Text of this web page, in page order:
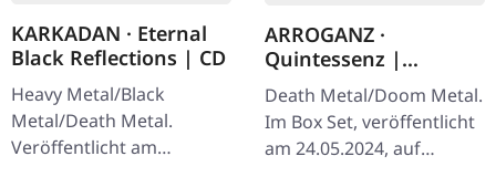
KARKADAN · Eternal
Black Reflections | CD
Heavy Metal/Black
Metal/Death Metal.
Veröffentlicht am
ARROGANZ ·
Quintessenz |
WOODEN BOX SET
Death Metal/Doom Metal.
Im Box Set, veröffentlicht
am 24.05.2024, auf